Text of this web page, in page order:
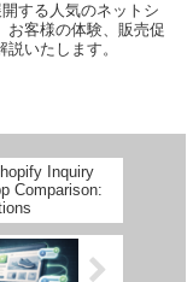
する人気のネットシ
お客様の体験、販売促
いたします。
Inquiry
Comparison: